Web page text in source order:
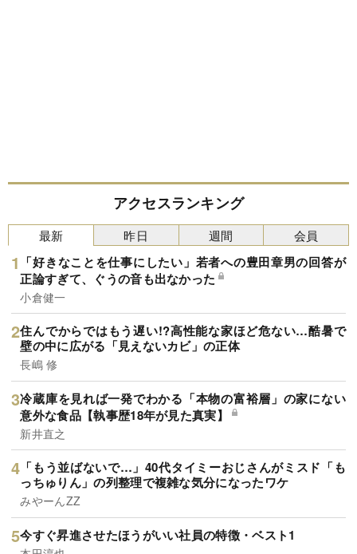
アクセスランキング
最新
「好きなことを仕事にしたい」若者への豊田章男の回答が
正論すぎて、ぐうの音も出なかった
小倉健一
住んでからではもう遅い!?高性能な家ほど危ない…酷暑で
壁の中に広がる「見えないカビ」の正体
長嶋 修
冷蔵庫を見れば一発でわかる「本物の富裕層」の家にない
意外な食品【執事歴18年が見た真実】
新井直之
「もう並ばないで…」40代タイミーおじさんがミスド「も
っちゅりん」の列整理で複雑な気分になったワケ
みやーんZZ
今すぐ昇進させたほうがいい社員の特徴・ベスト1
昨日 週間 会員